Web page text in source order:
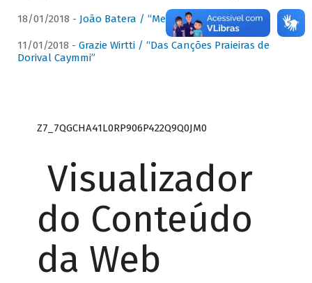
18/01/2018 - João Batera / “Meu Pandeiro”
11/01/2018 - Grazie Wirtti / “Das Canções Praieiras de
Dorival Caymmi”
Z7_7QGCHA41L0RP906P422Q9Q0JM0
Visualizador
do Conteúdo
da Web